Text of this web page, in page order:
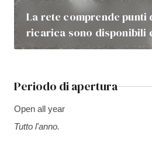
La rete comprende
ricarica sono disponibili
Periodo di apertura
Open all year
Tutto l'anno.